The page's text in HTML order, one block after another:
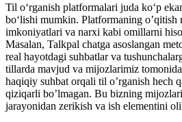
Til o‘rganish platformalari juda ko‘p
bo‘lishi mumkin. Platformaning o’qitish
imkoniyatlari va narxi kabi omillarni
Masalan, Talkpal chatga asoslangan
real hayotdagi suhbatlar va
tillarda mavjud va mijozlarimiz
haqiqiy suhbat orqali til o’rganish hech
qiziqarli bo’lmagan. Bu bizning
jarayonidan zerikish va ish elementini